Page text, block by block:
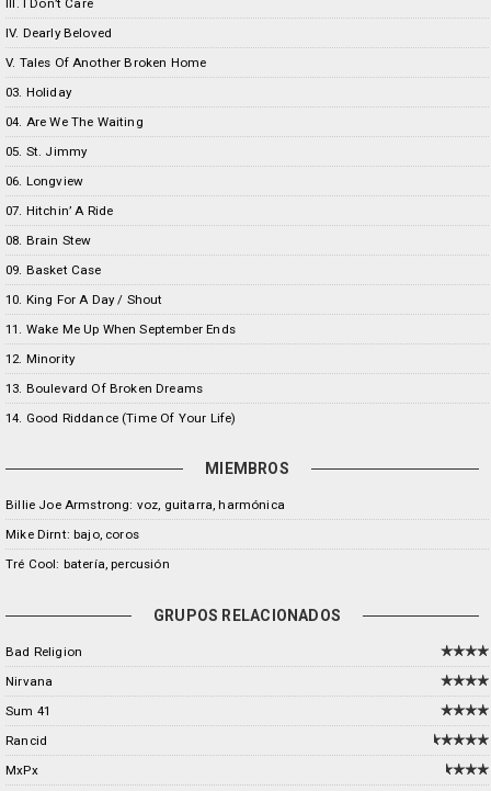
III. I Don’t Care
IV. Dearly Beloved
V. Tales Of Another Broken Home
03. Holiday
04. Are We The Waiting
05. St. Jimmy
06. Longview
07. Hitchin’ A Ride
08. Brain Stew
09. Basket Case
10. King For A Day / Shout
11. Wake Me Up When September Ends
12. Minority
13. Boulevard Of Broken Dreams
14. Good Riddance (Time Of Your Life)
MIEMBROS
Billie Joe Armstrong: voz, guitarra, harmónica
Mike Dirnt: bajo, coros
Tré Cool: batería, percusión
GRUPOS RELACIONADOS
Bad Religion
Nirvana
Sum 41
Rancid
MxPx